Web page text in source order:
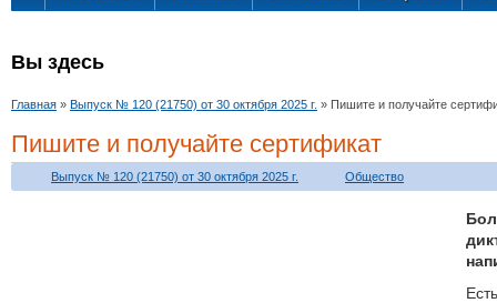
Вы здесь
Главная » Выпуск № 120 (21750) от 30 октября 2025 г. » Пишите и получайте
Пишите и получайте сертификат
Выпуск № 120 (21750) от 30 октября 2025 г. Общество